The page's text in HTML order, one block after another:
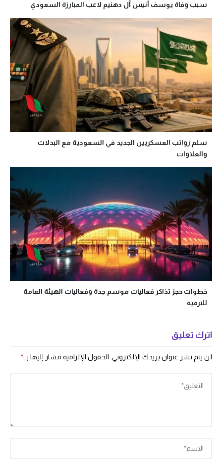
سبب وفاة يوسف أنيس آل دهنيم لاعب المبارزة السعودي
سلم رواتب العسكريين الجديد في السعودية مع البدلات
والعلاوات
خطوات حجز تذاكر فعاليات موسم جدة وفعاليات الهيئة العامة
للترفيه
اترك تعليق
لن يتم نشر عنوان بريدك الإلكتروني. الحقول الإلزامية مشار إليها بـ*